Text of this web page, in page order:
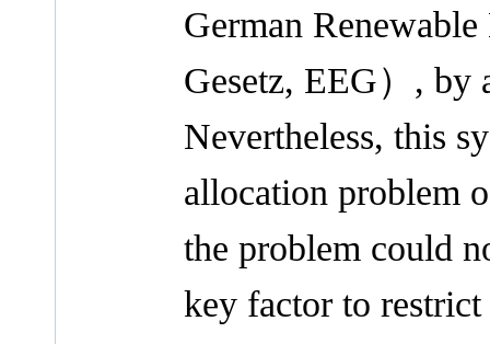
German
Gesetz, EEG）,
Nevertheless, this
allocation problem
the problem could
key factor to